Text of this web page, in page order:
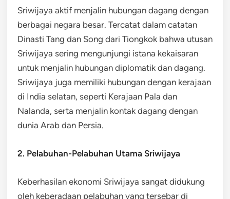
Sriwijaya aktif menjalin hubungan dagang dengan
berbagai negara besar. Tercatat dalam catatan
Dinasti Tang dan Song dari Tiongkok bahwa utusan
Sriwijaya sering mengunjungi istana kekaisaran
untuk menjalin hubungan diplomatik dan dagang.
Sriwijaya juga memiliki hubungan dengan kerajaan
di India selatan, seperti Kerajaan Pala dan
Nalanda, serta menjalin kontak dagang dengan
dunia Arab dan Persia.
2. Pelabuhan-Pelabuhan Utama Sriwijaya
Keberhasilan ekonomi Sriwijaya sangat didukung
oleh keberadaan pelabuhan yang tersebar di